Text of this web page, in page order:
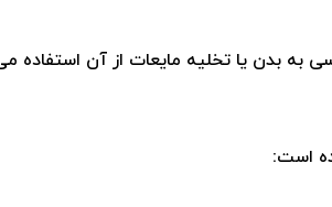
به بدن یا تخلیه مایعات از آن استفاده
است: